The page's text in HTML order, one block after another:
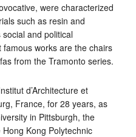
were characterized
such as resin and
and political
works are the chairs
from the Tramonto series.
d’Architecture et
France, for 28 years, as
in Pittsburgh, the
Kong Polytechnic